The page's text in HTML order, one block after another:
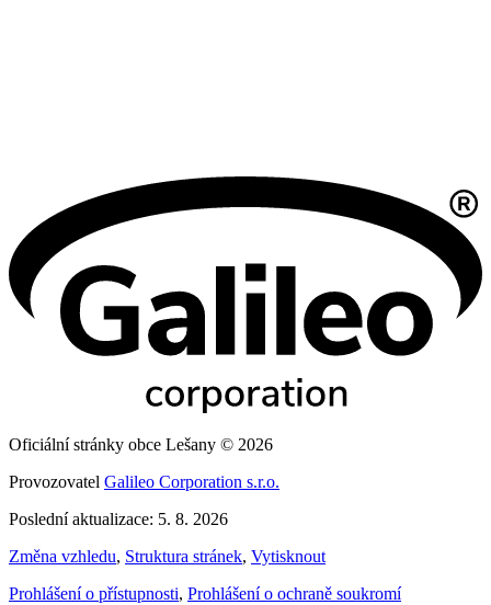
Oficiální stránky obce Lešany © 2026
Provozovatel Galileo Corporation s.r.o.
Poslední aktualizace: 5. 8. 2026
Změna vzhledu, Struktura stránek, Vytisknout
Prohlášení o přístupnosti, Prohlášení o ochraně soukromí